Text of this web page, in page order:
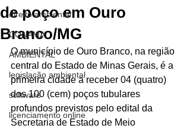
direito ambiental
CONAMA
AMBIENTAL
legislação ambiental
software
licenciamento online
de poço em Ouro
Branco/MG
O município de Ouro Branco, na região
central do Estado de Minas Gerais, é a
primeira cidade a receber 04 (quatro)
dos 100 (cem) poços tubulares
profundos previstos pelo edital da
Secretaria de Estado de Meio